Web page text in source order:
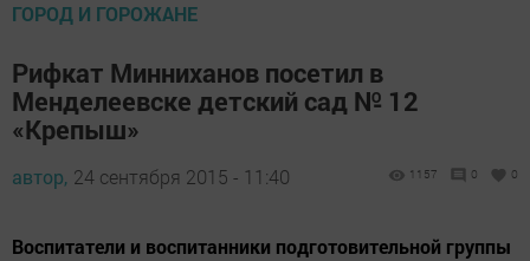
ГОРОД И ГОРОЖАНЕ
Рифкат Минниханов посетил в
Менделеевске детский сад № 12
«Крепыш»
автор, 24 сентября 2015 - 11:40 1157 0 0
Воспитатели и воспитанники подготовительной группы